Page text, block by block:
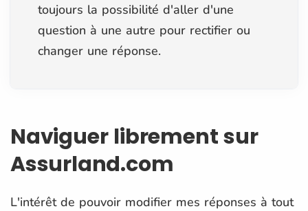
toujours la possibilité d'aller d'une
question à une autre pour rectifier ou
changer une réponse.
Naviguer librement sur
Assurland.com
L'intérêt de pouvoir modifier mes réponses à tout